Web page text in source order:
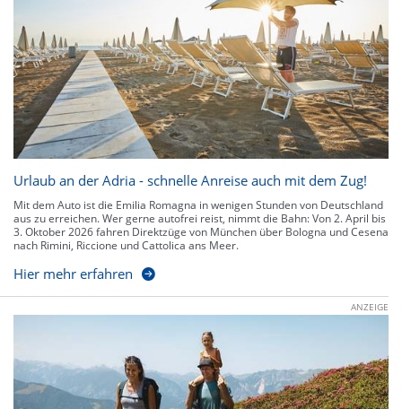
Urlaub an der Adria - schnelle Anreise auch mit dem Zug!
Mit dem Auto ist die Emilia Romagna in wenigen Stunden von Deutschland
aus zu erreichen. Wer gerne autofrei reist, nimmt die Bahn: Von 2. April bis
3. Oktober 2026 fahren Direktzüge von München über Bologna und Cesena
nach Rimini, Riccione und Cattolica ans Meer.
Hier mehr erfahren
ANZEIGE